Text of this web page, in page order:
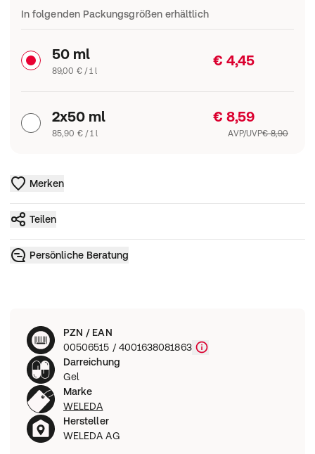
In folgenden Packungsgrößen erhältlich
50 ml
89,00 € / 1 l
€ 4,45
2x50 ml
85,90 € / 1 l
€ 8,59
AVP/UVP€ 8,90
Merken
Teilen
Persönliche Beratung
PZN / EAN
00506515 / 4001638081863
Darreichung
Gel
Marke
WELEDA
Hersteller
WELEDA AG